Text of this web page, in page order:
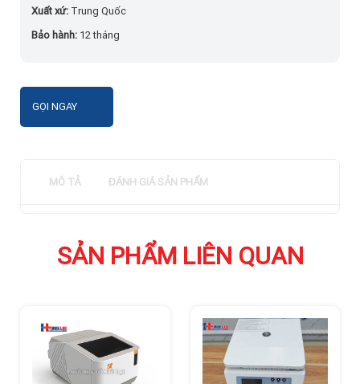
Xuất xứ: Trung Quốc
Bảo hành: 12 tháng
GỌI NGAY
MÔ TẢ ĐÁNH GIÁ SẢN PHẨM
SẢN PHẨM LIÊN QUAN